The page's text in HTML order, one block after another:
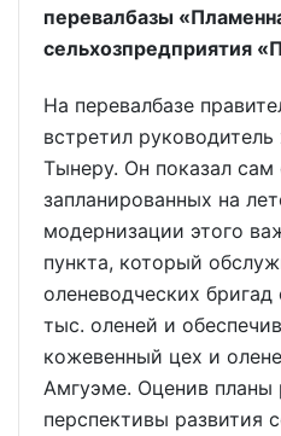
перевалбазы
сельхозпредприятия
На перевалбазе
встретил
Тынеру. Он показал сам
запланированных на
модернизации этого
пункта, который
оленеводческих
тыс. оленей и
кожевенный цех и
Амгуэме. Оценив планы
перспективы развития